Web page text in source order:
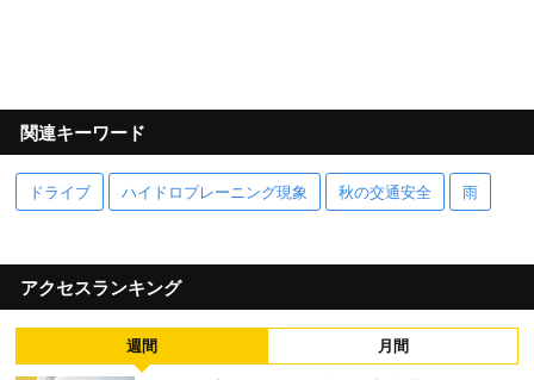
関連キーワード
ドライブ ハイドロプレーニング現象 秋の交通安全 雨
アクセスランキング
週間 月間